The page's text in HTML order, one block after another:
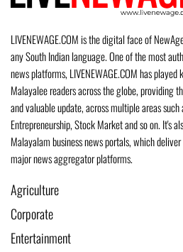
LIVENEWAGE.COM is the digital face of
any South Indian language. One of the most
news platforms, LIVENEWAGE.COM has
Malayalee readers across the globe, providing
and valuable update, across multiple areas such
Entrepreneurship, Stock Market and so on. It's
Malayalam business news portals, which
major news aggregator platforms.
Agriculture
Corporate
Entertainment